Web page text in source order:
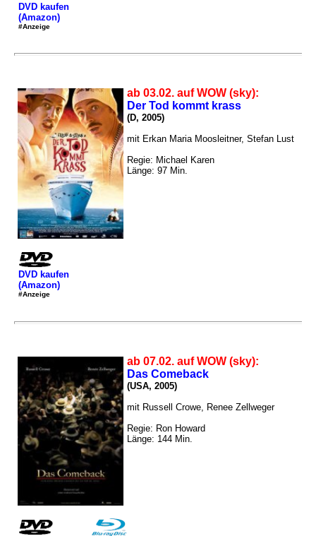
DVD kaufen
(Amazon)
#Anzeige
ab 03.02. auf WOW (sky):
Der Tod kommt krass
(D, 2005)
mit Erkan Maria Moosleitner, Stefan Lust
Regie: Michael Karen
Länge: 97 Min.
DVD kaufen
(Amazon)
#Anzeige
ab 07.02. auf WOW (sky):
Das Comeback
(USA, 2005)
mit Russell Crowe, Renee Zellweger
Regie: Ron Howard
Länge: 144 Min.